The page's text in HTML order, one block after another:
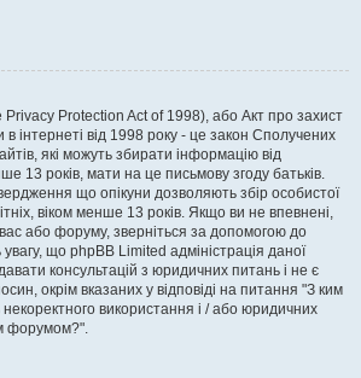
Protection Act of 1998), або Акт про захист
в інтернеті від 1998 року - це закон Сполучених
які можуть збирати інформацію від
13 років, мати на це письмову згоду батьків.
що опікуни дозволяють збір особистої
віком менше 13 років. Якщо ви не впевнені,
або форуму, зверніться за допомогою до
що phpBB Limited адміністрація даної
консультацій з юридичних питань і не є
окрім вказаних у відповіді на питання "З ким
використання і / або юридичних
форумом?".